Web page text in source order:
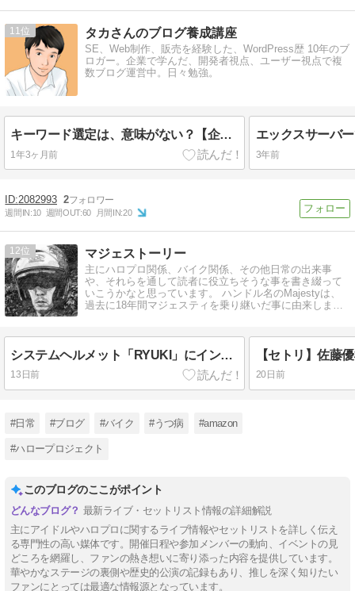
11 タカさんのブログ養成講座
SE、Web制作、販売を経験した、WordPress歴 10年のブ
ロガー。企業で学んだ、開発者視点、ユーザー視点で複
数ブログ運営中。日々勉強。
キーワード選定は、意味がない？【企業、SNS から学ぶターゲティング戦略】
1年3ヶ月前 3年前
2082993 2
週間IN:10 週間OUT:60 月間IN:20
12 マジェストーリー
主にハロプロ関係、バイク関係、その他日常の出来事
や、それらを通して読者に役立ちそうな事を書き綴って
いこうかなと思っています。 ハンドル名のMajestyは、
過去に18年間マジェスティを乗り継いだ事に由来しま
システムヘルメット「RYUKI」にインカム（コミネKK-920）を取り付けてみた
13日前 20日前
#日常 #ブログ #バイク #うつ病 #amazon
#ハロープロジェクト
このブログのここがポイント
最新ライブ・セットリスト情報の詳細解説
主にアイドルやハロプロに関するライブ情報やセットリストを詳しく伝え
る専門性の高い媒体です。開催日程や参加メンバーの動向、イベントの見
どころを網羅し、ファンの熱き想いに寄り添った内容を提供しています。
華やかなステージの裏側や歴史的公演の記録もあり、推しを深く知りたい
ファンにとっては最適な情報源となっています。